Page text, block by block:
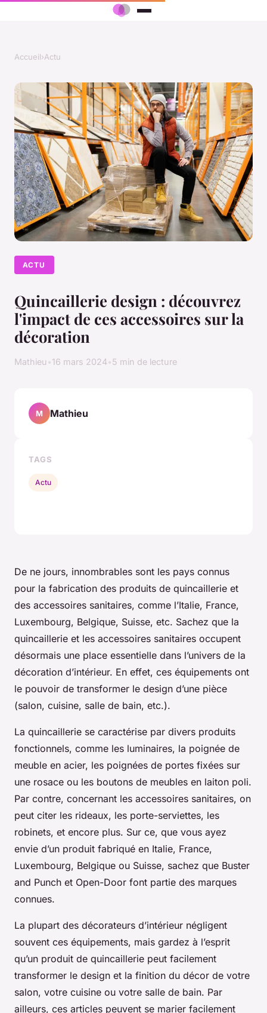
Accueil›Actu
ACTU
Quincaillerie design : découvrez
l'impact de ces accessoires sur la
décoration
Mathieu •16 mars 2024•5 min de lecture
De ne jours, innombrables sont les pays connus
pour la fabrication des produits de quincaillerie et
des accessoires sanitaires, comme l’Italie, France,
Luxembourg, Belgique, Suisse, etc. Sachez que la
quincaillerie et les accessoires sanitaires occupent
désormais une place essentielle dans l’univers de la
décoration d’intérieur. En effet, ces équipements ont
le pouvoir de transformer le design d’une pièce
(salon, cuisine, salle de bain, etc.).
La quincaillerie se caractérise par divers produits
fonctionnels, comme les luminaires, la poignée de
meuble en acier, les poignées de portes fixées sur
une rosace ou les boutons de meubles en laiton poli.
Par contre, concernant les accessoires sanitaires, on
peut citer les rideaux, les porte-serviettes, les
robinets, et encore plus. Sur ce, que vous ayez
envie d’un produit fabriqué en Italie, France,
Luxembourg, Belgique ou Suisse, sachez que Buster
and Punch et Open-Door font partie des marques
connues.
La plupart des décorateurs d’intérieur négligent
souvent ces équipements, mais gardez à l’esprit
qu’un produit de quincaillerie peut facilement
transformer le design et la finition du décor de votre
salon, votre cuisine ou votre salle de bain. Par
ailleurs, ces articles peuvent se marier facilement
M Mathieu
TAGS
Actu